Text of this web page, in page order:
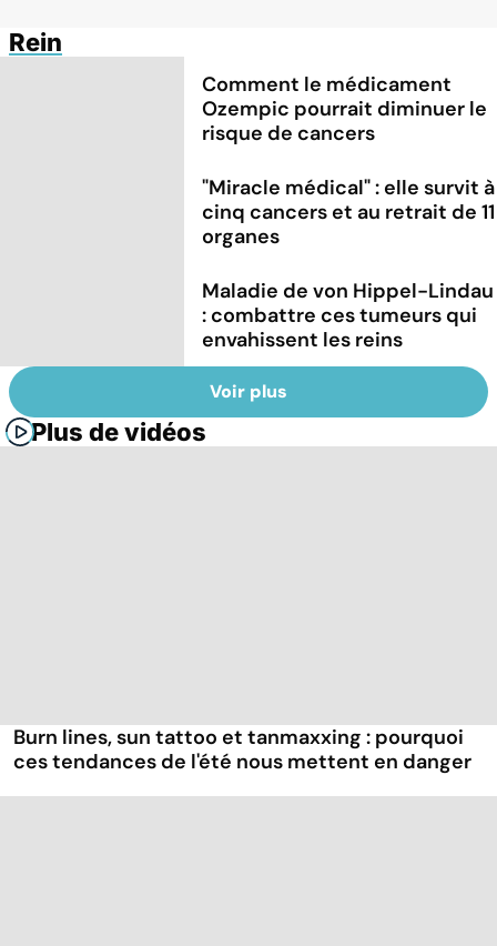
Rein
Comment le médicament
Ozempic pourrait diminuer le
risque de cancers
"Miracle médical" : elle survit à
cinq cancers et au retrait de 11
organes
Maladie de von Hippel-Lindau
: combattre ces tumeurs qui
envahissent les reins
Voir plus
Plus de vidéos
Burn lines, sun tattoo et tanmaxxing : pourquoi
ces tendances de l'été nous mettent en danger